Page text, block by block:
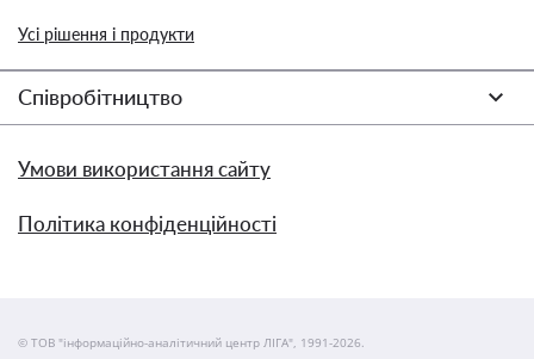
Усі рішення і продукти
Співробітництво
Умови використання сайту
Політика конфіденційності
© ТОВ "інформаційно-аналітичний центр ЛІГА", 1991-2026.